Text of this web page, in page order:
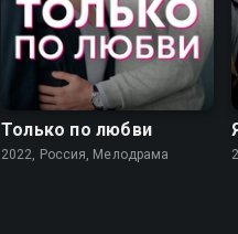
Только по любви
2022, Россия, Мелодрама